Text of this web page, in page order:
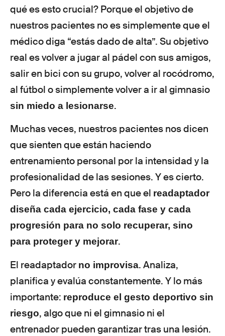
qué es esto crucial? Porque el objetivo de
nuestros pacientes no es simplemente que el
médico diga “estás dado de alta”. Su objetivo
real es volver a jugar al pádel con sus amigos,
salir en bici con su grupo, volver al rocódromo,
al fútbol o simplemente volver a ir al gimnasio
sin miedo a lesionarse.
Muchas veces, nuestros pacientes nos dicen
que sienten que están haciendo
entrenamiento personal por la intensidad y la
profesionalidad de las sesiones. Y es cierto.
Pero la diferencia está en que el readaptador
diseña cada ejercicio, cada fase y cada
progresión para no solo recuperar, sino
para proteger y mejorar.
El readaptador no improvisa. Analiza,
planifica y evalúa constantemente. Y lo más
importante: reproduce el gesto deportivo sin
riesgo, algo que ni el gimnasio ni el
entrenador pueden garantizar tras una lesión.